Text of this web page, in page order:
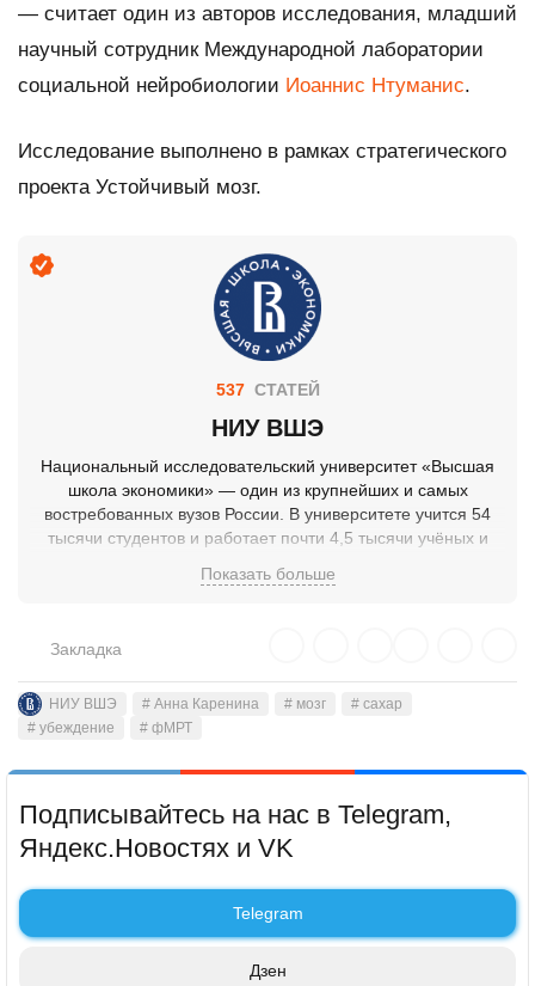
— считает один из авторов исследования, младший
научный сотрудник Международной лаборатории
социальной нейробиологии Иоаннис Нтуманис.
Исследование выполнено в рамках стратегического
проекта Устойчивый мозг.
НИУ ВШЭ
537 СТАТЕЙ
Национальный исследовательский университет «Высшая
школа экономики» — один из крупнейших и самых
востребованных вузов России. В университете учится 54
тысячи студентов и работает почти 4,5 тысячи учёных и
прикладные исследования в области социально-
креативных индустрий. В университете действуют 47
центров превосходства, или международных лабораторий.
Вышка объединяет ведущих мировых исследователей в
области изучения мозга, нейротехнологий,
входит в первую группу программы «Приоритет-2030» в
направлении «Исследовательское лидерство». Кампусы
НИУ ВШЭ расположены в четырех городах — Москве,
Санкт-Петербурге, Нижнем Новгороде и Перми, а также в
Показать больше
Закладка
НИУ ВШЭ # Анна Каренина # мозг
# сахар
# убеждение
# фМРТ
Подписывайтесь на нас в Telegram,
Яндекс.Новостях и VK
Telegram
Дзен